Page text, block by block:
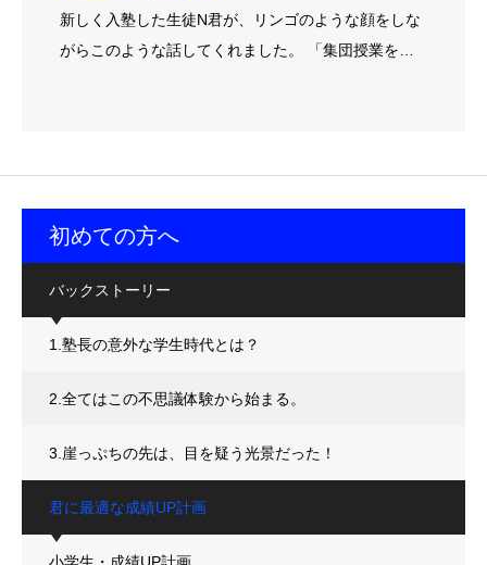
新しく入塾した生徒N君が、リンゴのような顔をしな
がらこのような話してくれました。 「集団授業を…
初めての方へ
バックストーリー
1.塾長の意外な学生時代とは？
2.全てはこの不思議体験から始まる。
3.崖っぷちの先は、目を疑う光景だった！
君に最適な成績UP計画